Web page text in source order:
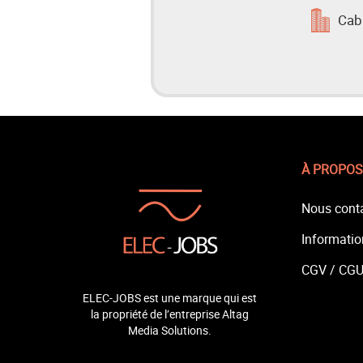
ELEC-JOBS est une marque qui est
la propriété de l’entreprise Altag
Media Solutions.
À PROPOS
Nous
CGV / CGU